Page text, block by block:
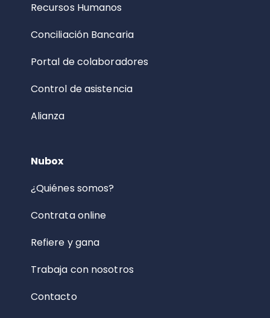
Recursos Humanos
Conciliación Bancaria
Portal de colaboradores
Control de asistencia
Alianza
Nubox
¿Quiénes somos?
Contrata online
Refiere y gana
Trabaja con nosotros
Contacto